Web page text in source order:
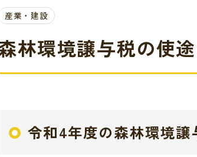
路村について
らしの情報
光・イベント
問い合わせ
産業・建設
林環境譲与税の使
令和4年度の森林環境